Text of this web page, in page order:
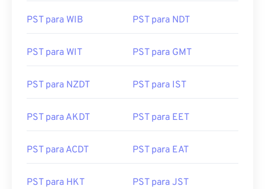
PST para WIB PST para NDT
PST para WIT PST para GMT
PST para NZDT PST para IST
PST para AKDT PST para EET
PST para ACDT PST para EAT
PST para HKT PST para JST